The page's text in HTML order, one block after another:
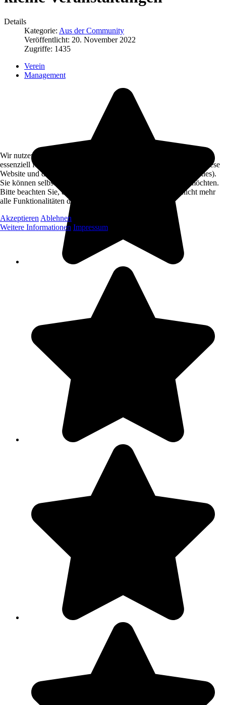
Details
Kategorie: Aus der Community
Veröffentlicht: 20. November 2022
Zugriffe: 1435
Verein
Management
Wir nutzen Cookies auf unserer Website. Einige von ihnen sind
essenziell für den Betrieb der Seite, während andere uns helfen, diese
Website und die Nutzererfahrung zu verbessern (Tracking Cookies).
Sie können selbst entscheiden, ob Sie die Cookies zulassen möchten.
Bitte beachten Sie, dass bei einer Ablehnung womöglich nicht mehr
alle Funktionalitäten der Seite zur Verfügung stehen.
Akzeptieren Ablehnen
Weitere Informationen Impressum